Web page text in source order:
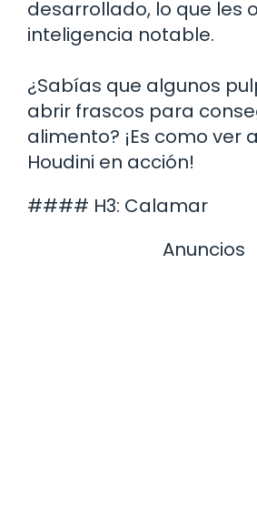
desarrollado, lo que les
inteligencia notable.
¿Sabías que algunos
abrir frascos para
alimento? ¡Es como ver
Houdini en acción!
#### H3: Calamar
Anuncios